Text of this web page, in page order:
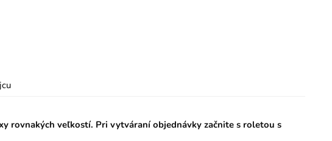
rovnakých veľkostí. Pri vytváraní objednávky začnite s roletou s